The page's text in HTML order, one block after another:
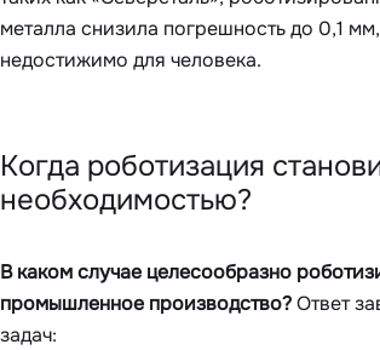
металла снизила погрешность до 0,1
недостижимо для человека.
Когда роботизация
необходимостью?
В каком случае целесообразно
промышленное производство?Ответ
задач: